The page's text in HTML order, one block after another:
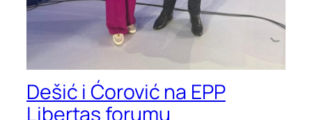
Dešić i Ćorović na EPP
Libertas forumu